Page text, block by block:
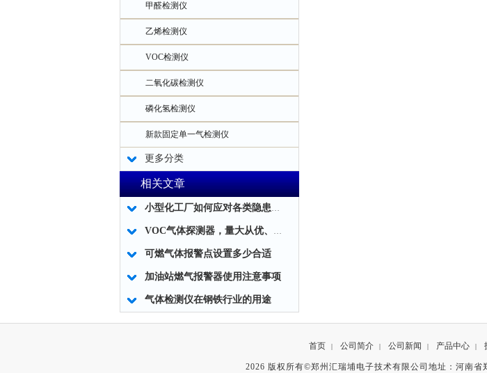
甲醛检测仪
乙烯检测仪
VOC检测仪
二氧化碳检测仪
磷化氢检测仪
新款固定单一气检测仪
更多分类
相关文章
小型化工厂如何应对各类隐患生产安全隐患
VOC气体探测器，量大从优、安全可靠。
可燃气体报警点设置多少合适
加油站燃气报警器使用注意事项
气体检测仪在钢铁行业的用途
首页 | 公司简介 | 公司新闻 | 产品中心 |
2026 版权所有©郑州汇瑞埔电子技术有限公司地址：河南